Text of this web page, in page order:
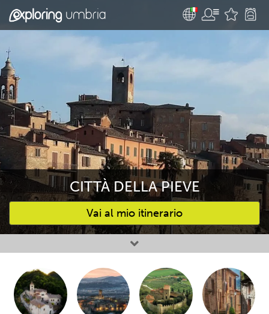
CITTÀ DELLA PIEVE
Vai al mio itinerario
Attività preferite